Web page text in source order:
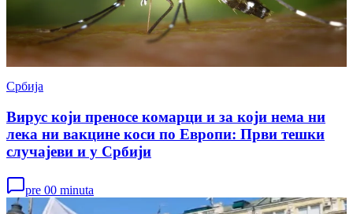
Србија
Вирус који преносе комарци и за који нема ни
лека ни вакцине коси по Европи: Први тешки
случајеви и у Србији
pre 00 minuta